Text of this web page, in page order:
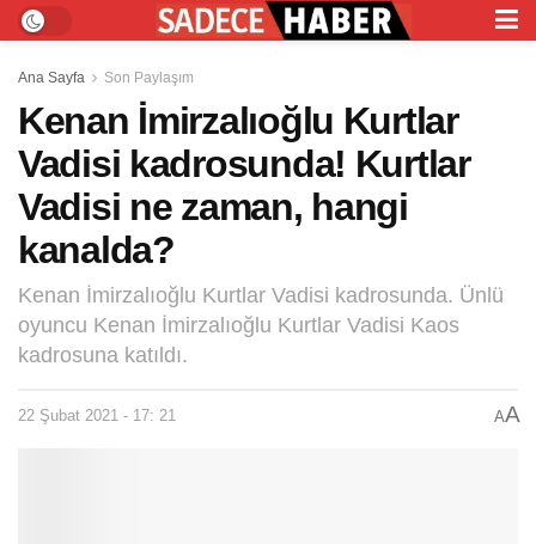
Ana Sayfa Son Paylaşım
Kenan İmirzalıoğlu Kurtlar
Vadisi kadrosunda! Kurtlar
Vadisi ne zaman, hangi
kanalda?
Kenan İmirzalıoğlu Kurtlar Vadisi kadrosunda. Ünlü
oyuncu Kenan İmirzalıoğlu Kurtlar Vadisi Kaos
kadrosuna katıldı.
22 Şubat 2021 - 17: 21 AA